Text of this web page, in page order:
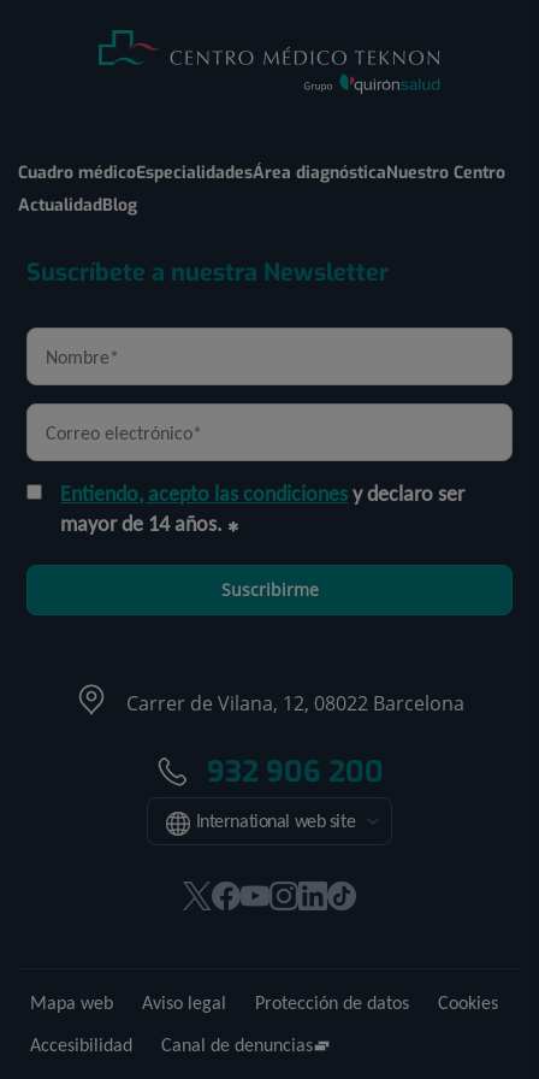
Cuadro médicoEspecialidadesÁrea diagnósticaNuestro Centro
ActualidadBlog
Suscríbete a nuestra Newsletter
Entiendo, acepto las condicionesy declaro ser
mayor de 14 años.
Suscribirme
Carrer de Vilana, 12, 08022 Barcelona
932 906 200
International web site
Este
en
una
Este
en
una
Este
en
una
Este
en
una
Este
en
una
Enlace
externa.
Mapa web Aviso legal Protección de datos
Cookies
Accesibilidad
Canal de denuncias